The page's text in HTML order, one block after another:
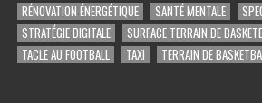
RÉNOVATION ÉNERGÉTIQUE
SANTÉ MENTALE
STRATÉGIE DIGITALE
SURFACE TERRAIN DE
TACLE AU FOOTBALL
TAXI TERRAIN DE